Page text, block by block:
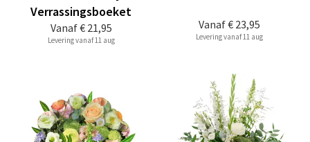
Vanaf€ 21,95
Verrassingsboeket
Levering vanaf 11 aug
Vanaf€ 23,95
Levering vanaf 11 aug